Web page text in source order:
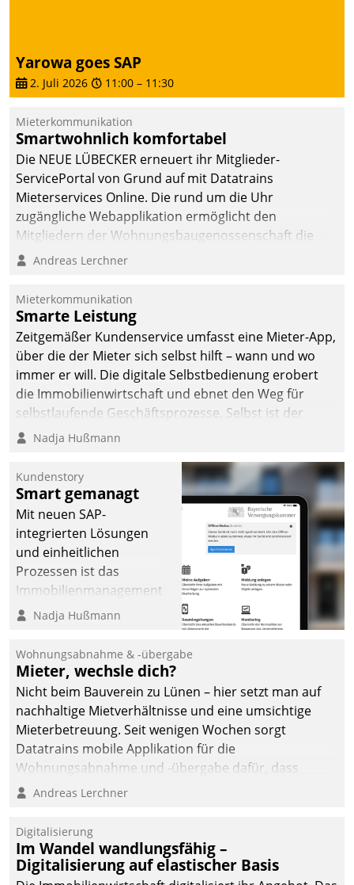
den Weg vom
Mieteranliegen zum
Yarowa goes SAP
2. Juli 2026 11:00 – 11:30
Mieterkommunikation
Smartwohnlich komfortabel
Die NEUE LÜBECKER erneuert ihr Mitglieder-
ServicePortal von Grund auf mit Datatrains
Mieterservices Online. Die rund um die Uhr
zugängliche Webapplikation ermöglicht den
Mitgliedern der Wohnungs­bau­genossenschaft die
Kontaktaufnahme per Smartphone, Tablet oder PC.
Andreas Lerchner
Mieterkommunikation
Smarte Leistung
Zeitgemäßer Kundenservice umfasst eine Mieter-App,
über die der Mieter sich selbst hilft – wann und wo
immer er will. Die digitale Selbstbedienung erobert
die Immobilienwirtschaft und ebnet den Weg für
selbstlaufende Geschäftsprozesse. Selbst ist der
Kunde und smart der Serviceanbieter.
Nadja Hußmann
Kundenstory
Smart gemanagt
Mit neuen SAP-
integrierten Lösungen
und einheitlichen
Prozessen ist das
Immobilienmanagement
der Bayerischen
Ressort Kapitalanlage für
künftige Aufgaben und
Herausforderungen
gerüstet.
Nadja Hußmann
Wohnungsabnahme & -übergabe
Mieter, wechsle dich?
Nicht beim Bauverein zu Lünen – hier setzt man auf
nachhaltige Mietverhältnisse und eine umsichtige
Mieterbetreuung. Seit wenigen Wochen sorgt
Datatrains mobile Applikation für die
Wohnungsabnahme und -übergabe dafür, dass
Mieter wohlgeordnet kommen und, so es sein muss,
Andreas Lerchner
Digitalisierung
Im Wandel wandlungsfähig –
Digitalisierung auf elastischer Basis